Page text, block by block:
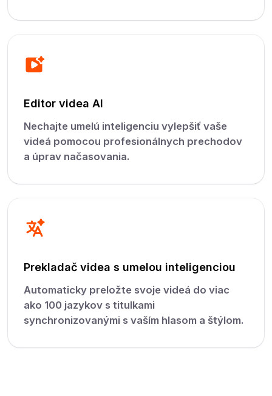
Editor videa AI
Nechajte umelú inteligenciu vylepšiť vaše
videá pomocou profesionálnych prechodov
a úprav načasovania.
Prekladač videa s umelou inteligenciou
Automaticky preložte svoje videá do viac
ako 100 jazykov s titulkami
synchronizovanými s vaším hlasom a štýlom.